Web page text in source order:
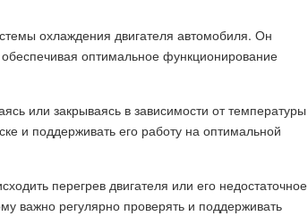
охлаждения двигателя автомобиля. Он
оптимальное функционирование
или закрываясь в зависимости от температуры
и поддерживать его работу на оптимальной
перегрев двигателя или его недостаточное
важно регулярно проверять и поддерживать